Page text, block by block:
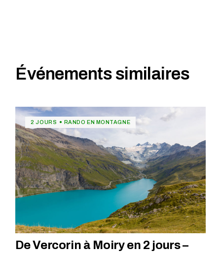
Événements similaires
2 JOURS RANDO EN MONTAGNE
De Vercorin à Moiry en 2 jours –